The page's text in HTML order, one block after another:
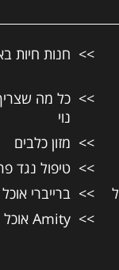
חנות חיות
כל מה
נוי
מזון כלבים
טיפול נגד
ברייברי
Amity אוכל לכלבים